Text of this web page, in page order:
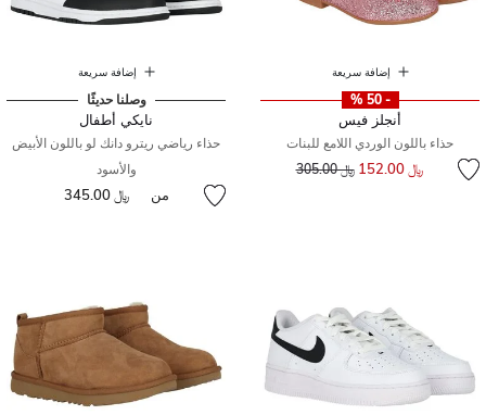
إضافة سريعة
- 50 %
أنجلز فيس
حذاء باللون الوردي اللامع للبنات
﷼ 152.00 سعر مخفض من﷼ 305.00
إضافة سريعة
وصلنا حديثًا
نايكي أطفال
حذاء رياضي ريترو دانك لو باللون الأبيض
والأسود
من ﷼ 345.00